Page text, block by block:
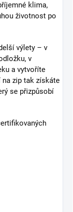
klima,
životnost po
výlety – v
v
a vytvoříte
na zip tak získáte
se přizpůsobí